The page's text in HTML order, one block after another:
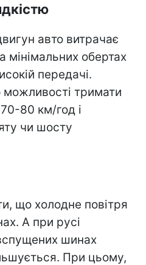
авто витрачає
мінімальних обертах
передачі.
можливості тримати
80 км/год і
чи шосту
що холодне повітря
А при русі
шинах
При цьому,